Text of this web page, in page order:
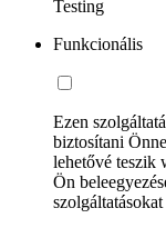
Testing
Funkcionális
Ezen
biztosítani
lehetővé teszik
Ön